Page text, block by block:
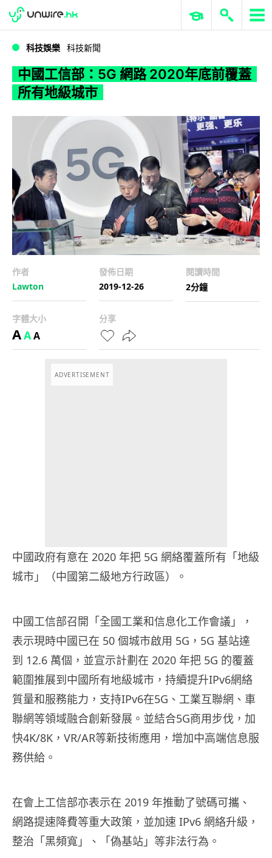
WWDC 2026 ERP 與商業 AI
科技娛樂 科技新聞
中國工信部：5G 網路 2020年底前覆蓋
所有地級城市
作者
Lawton
發佈日期
2019-12-26
閱讀時間
2分鐘
字體大小
AAA
分享
ADVERTISEMENT
中國政府有意在 2020 年把 5G 網絡覆蓋所有「地級
城市」（中國第二級地方行政區）。
中國工信部召開「全國工業和信息化工作會議」，
表示現時中國已在 50 個城市啟用 5G，5G 基站達
到 12.6 萬個，並宣示計劃在 2020 年把 5G 的覆蓋
範圍推展到中國所有地級城市，持續提升IPv6網絡
質量和服務能力，支持IPv6在5G、工業互聯網、車
聯網等領域融合創新發展。並結合5G商用步伐，加
快4K/8K，VR/AR等新技術應用，增加中高端信息服
務供給。
在會上工信部亦表示在 2019 年推動了號碼可攜、
網路提速降費等重大政策，並加速 IPv6 網絡升級，
整治「黑頻寬」、「偽基站」等非法行為。